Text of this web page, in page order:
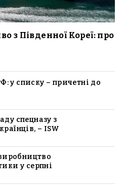
з Південної Кореї: про
у списку – причетні до
спецназу з
– ISW
у серпні